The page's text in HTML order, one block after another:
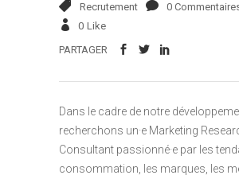
Recrutement
0
0 Like
PARTAGER
Dans le cadre de notre
recherchons un·e Marketing
Consultant passionné·e par les
consommation, les marques, les